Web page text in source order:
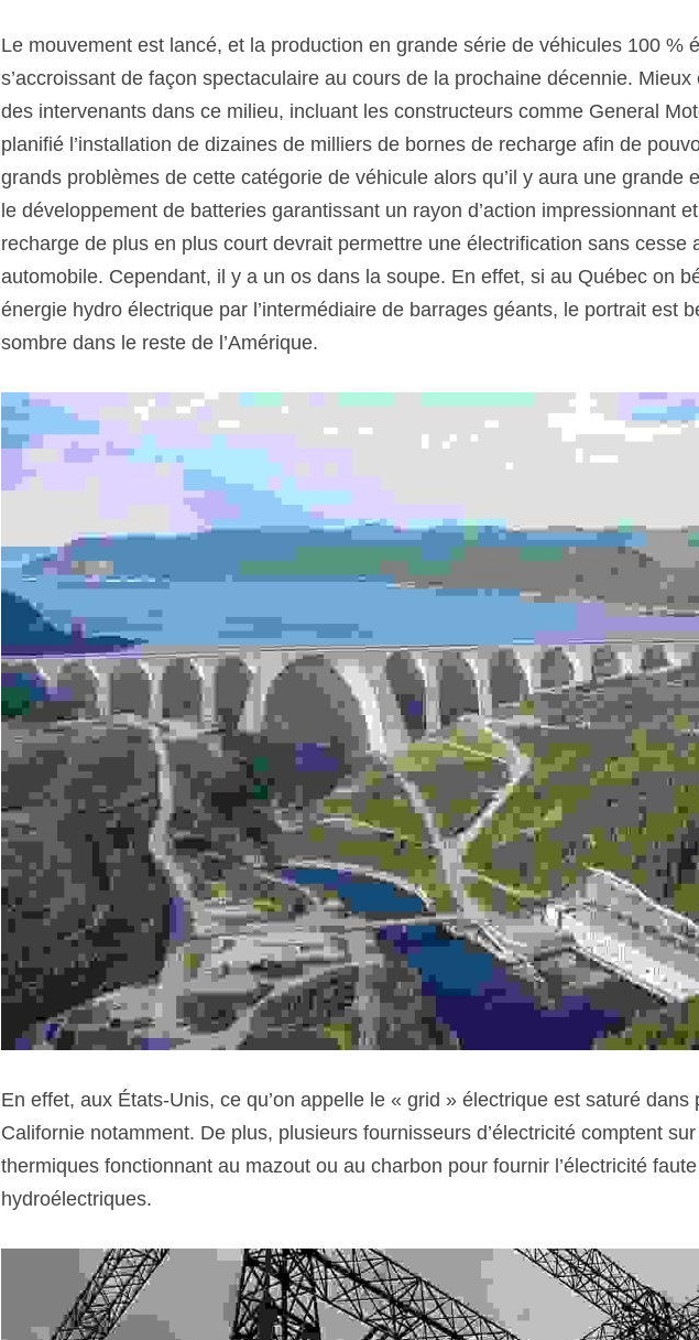
Le mouvement est lancé, et la production en grande série de véhicules 100 %
s’accroissant de façon spectaculaire au cours de la prochaine décennie.
des intervenants dans ce milieu, incluant les constructeurs comme General
planifié l’installation de dizaines de milliers de bornes de recharge afin de
grands problèmes de cette catégorie de véhicule alors qu’il y aura une grande
le développement de batteries garantissant un rayon d’action impressionnant
recharge de plus en plus court devrait permettre une électrification sans cesse
automobile. Cependant, il y a un os dans la soupe. En effet, si au Québec on
énergie hydro électrique par l’intermédiaire de barrages géants, le portrait est
sombre dans le reste de l’Amérique.
En effet, aux États-Unis, ce qu’on appelle le « grid » électrique est saturé dans
Californie notamment. De plus, plusieurs fournisseurs d’électricité comptent
thermiques fonctionnant au mazout ou au charbon pour fournir l’électricité
hydroélectriques.